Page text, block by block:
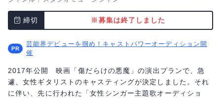
締切 ※募集は終了しました
芸能界デビューを掴め！キャストパワーオーディション開
催
2017年公開 映画「傷だらけの悪魔」の演出プランで、急
遽、女性ギタリストのキャスティングが決定しました。それ
に伴い、先に行われた「女性シンガー主題歌オーディショ